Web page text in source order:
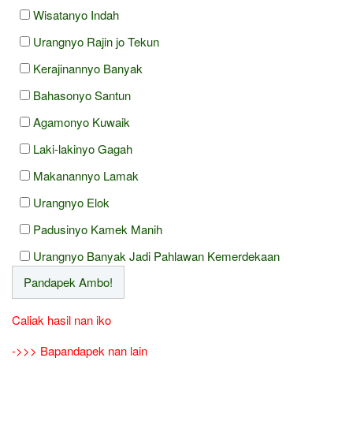
Wisatanyo Indah
Urangnyo Rajin jo Tekun
Kerajinannyo Banyak
Bahasonyo Santun
Agamonyo Kuwaik
Laki-lakinyo Gagah
Makanannyo Lamak
Urangnyo Elok
Padusinyo Kamek Manih
Urangnyo Banyak Jadi Pahlawan Kemerdekaan
Caliak hasil nan iko
->>> Bapandapek nan lain